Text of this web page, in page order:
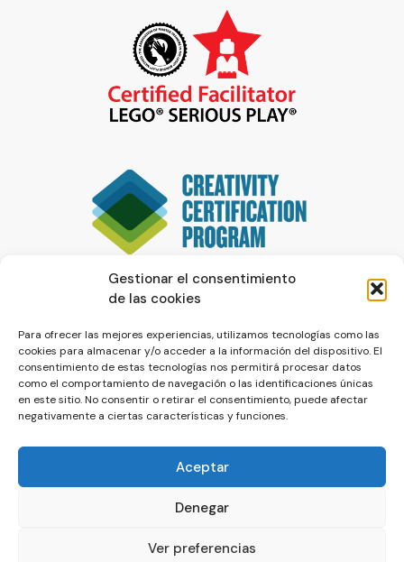
Gestionar el consentimiento
de las cookies
Para ofrecer las mejores experiencias, utilizamos tecnologías como las
cookies para almacenar y/o acceder a la información del dispositivo. El
consentimiento de estas tecnologías nos permitirá procesar datos
como el comportamiento de navegación o las identificaciones únicas
en este sitio. No consentir o retirar el consentimiento, puede afectar
negativamente a ciertas características y funciones.
Aceptar
Denegar
Ver preferencias
© La Servilleta - El Blog de Paco Prieto